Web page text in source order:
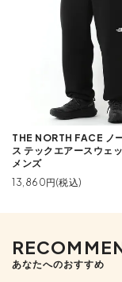
THE NORTH FACE ノ
ス テックエアースウェ
メンズ
13,860円(税込)
あなたへのおすすめ